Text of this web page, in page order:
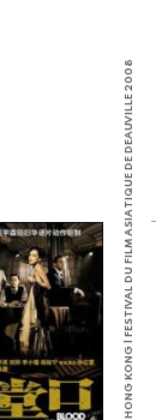
HONG KONG | FESTIVAL DU FILM ASIATIQUE DE DEAUVILLE 2008